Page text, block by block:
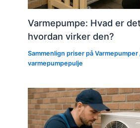
Varmepumpe: Hvad er
hvordan virker den?
Sammenlign priser på Varmepumper
varmepumpepulje